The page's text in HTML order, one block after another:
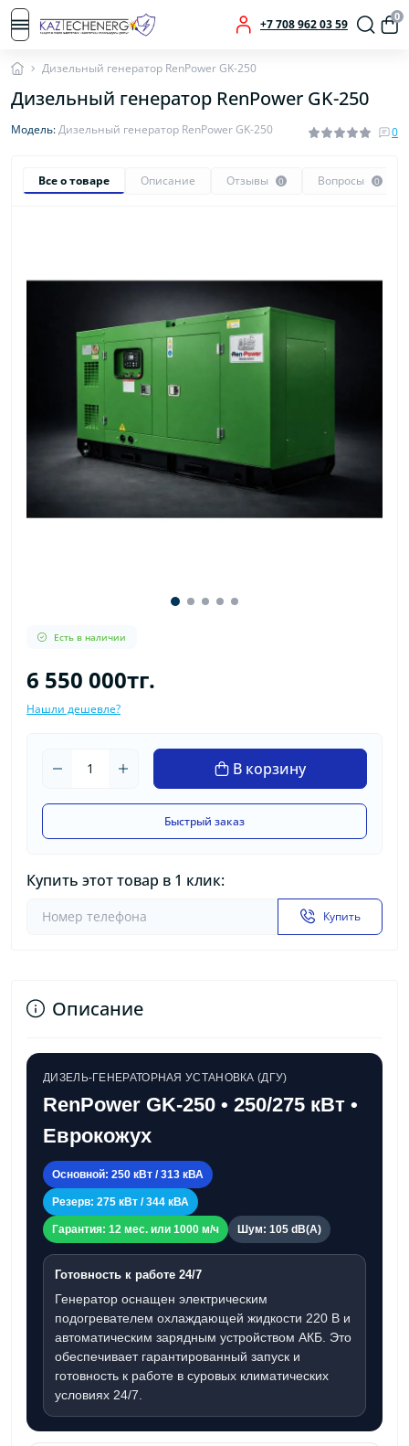
+7 708 962 03 59
0
Дизельный генератор RenPower GK-250
Дизельный генератор RenPower GK-250
Модель:Дизельный генератор RenPower GK-250 0
Все о товаре Описание Отзывы 0 Вопросы 0
Есть в наличии
6 550 000тг.
Нашли дешевле?
В корзину
Быстрый заказ
Купить этот товар в 1 клик:
Купить
Описание
ДИЗЕЛЬ-ГЕНЕРАТОРНАЯ УСТАНОВКА (ДГУ)
RenPower GK-250 • 250/275 кВт •
Еврокожух
Основной: 250 кВт / 313 кВА
Резерв: 275 кВт / 344 кВА
Гарантия: 12 мес. или 1000 м/ч Шум: 105 dB(A)
Готовность к работе 24/7
Генератор оснащен электрическим
подогревателем охлаждающей жидкости 220 В и
автоматическим зарядным устройством АКБ. Это
обеспечивает гарантированный запуск и
готовность к работе в суровых климатических
условиях 24/7.